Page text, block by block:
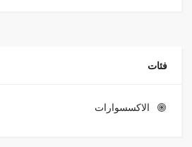
فئات
الاكسسوارات